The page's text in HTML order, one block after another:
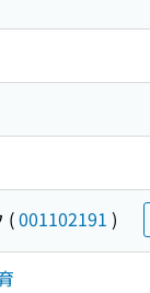
(001102191 )